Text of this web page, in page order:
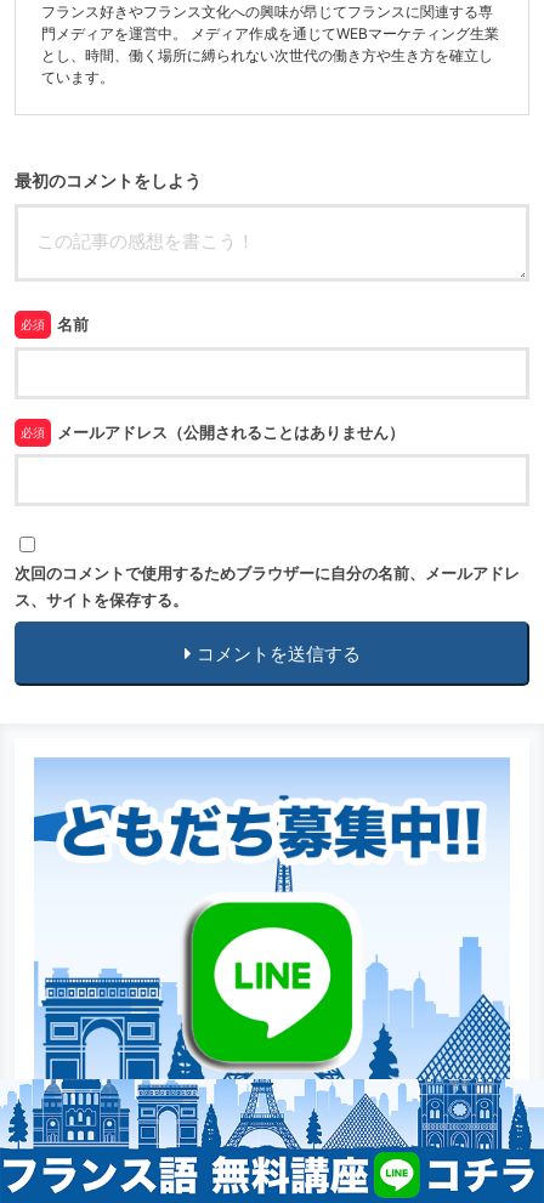
フランス好きやフランス文化への興味が昂じてフランスに関連する専
門メディアを運営中。 メディア作成を通じてWEBマーケティング生業
とし、時間、働く場所に縛られない次世代の働き方や生き方を確立し
ています。
最初のコメントをしよう
必須 名前
必須 メールアドレス（公開されることはありません）
次回のコメントで使用するためブラウザーに自分の名前、メールアドレ
ス、サイトを保存する。
コメントを送信する